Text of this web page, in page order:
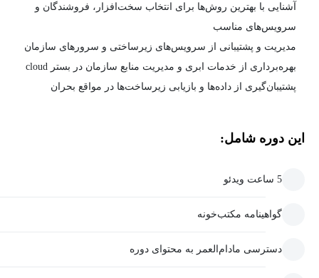
آشنایی با بهترین روش‌ها برای انتخاب سخت‌افزار، فروشندگان و
سرویس‌های مناسب
مدیریت و پشتیبانی از سرویس‌های زیرساختی و سرورهای سازمان
بهره‌برداری از خدمات ابری و مدیریت منابع سازمان در بستر cloud
پشتیبان‌گیری از داده‌ها و بازیابی زیرساخت‌ها در مواقع بحران
این دوره شامل:
5 ساعت ویدئو
گواهینامه مکتب‌خونه
دسترسی مادام‌العمر به محتوای دوره